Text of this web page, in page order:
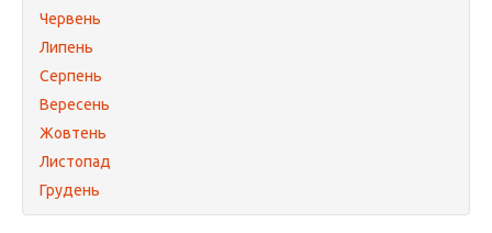
Червень
Липень
Серпень
Вересень
Жовтень
Листопад
Грудень